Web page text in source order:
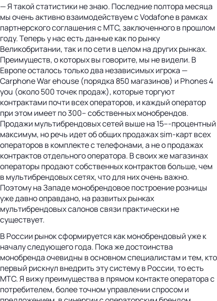
— Я такой статистики не знаю. Последние полтора месяца
мы очень активно взаимодействуем с Vodafone в рамках
партнерского соглашения с МТС, заключенного в прошлом
году. Теперь у нас есть данные как по рынку
Великобритании, так и по сети в целом на других рынках.
Преимуществ, о которых вы говорите, мы не видели. В
Европе осталось только два независимых игрока —
Carphone War ehouse (порядка 850 магазинов) и Phones 4
you (около 500 точек продаж), которые торгуют
контрактами почти всех операторов, и каждый оператор
при этом имеет по 300– собственных монобрендов.
Продажи мультибрендовых сетей выше на 15–-процентный
максимум, но речь идет об общих продажах sim-карт всех
операторов в комплекте с телефонами, а не о продажах
контрактов отдельного оператора. В своих же магазинах
операторы продают собственных контрактов больше, чем
в мультибрендовых сетях, что для них очень важно.
Поэтому на Западе монобрендовое построение розницы
уже давно оправдано, на развитых рынках
мультибрендовых салонов связи практически не
существует.
В России рынок сформируется как монобрендовый уже к
началу следующего года. Пока же достоинства
монобренда очевидны в основном специалистам и тем, кто
первый рискнул внедрить эту систему в России, то есть
МТС. Я вижу преимущества в прямом контакте оператора с
потребителем, более точном управлении спросом и